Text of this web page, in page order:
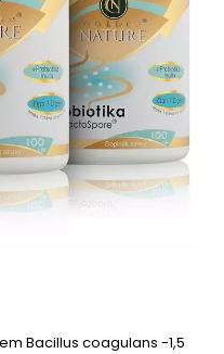
Bacillus coagulans -1,5